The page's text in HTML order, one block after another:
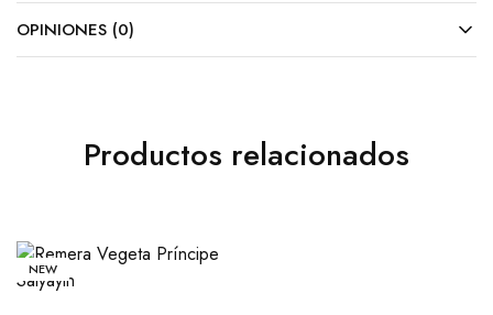
OPINIONES (0)
Productos relacionados
NEW